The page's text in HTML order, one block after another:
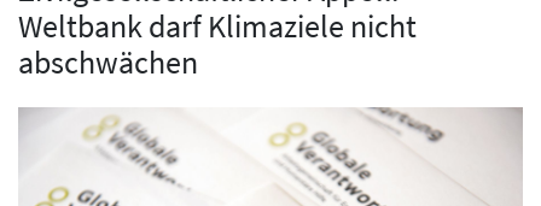
Weltbank darf Klimaziele nicht
abschwächen